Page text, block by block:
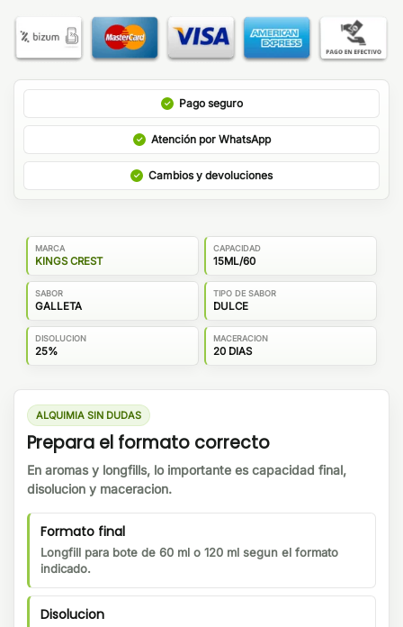
Pago seguro
Atención por WhatsApp
Cambios y devoluciones
MARCA
KINGS CREST
CAPACIDAD
15ML/60
SABOR
GALLETA
TIPO DE SABOR
DULCE
DISOLUCION
25%
MACERACION
20 DIAS
ALQUIMIA SIN DUDAS
Prepara el formato correcto
En aromas y longfills, lo importante es capacidad final,
disolucion y maceracion.
Formato final
Longfill para bote de 60 ml o 120 ml segun el formato
indicado.
Disolucion